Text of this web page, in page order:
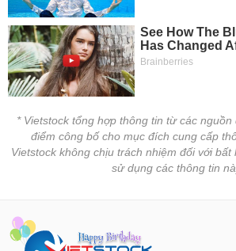
* Vietstock tổng hợp thông tin từ các
điểm công bố cho mục đích cung cấp
Vietstock không chịu trách nhiệm đối với
sử dụng các thông tin